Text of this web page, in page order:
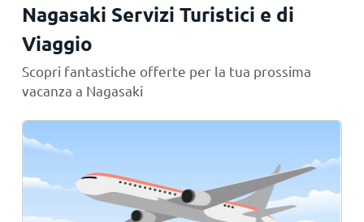
Nagasaki Servizi Turistici e di
Viaggio
Scopri fantastiche offerte per la tua prossima
vacanza a Nagasaki